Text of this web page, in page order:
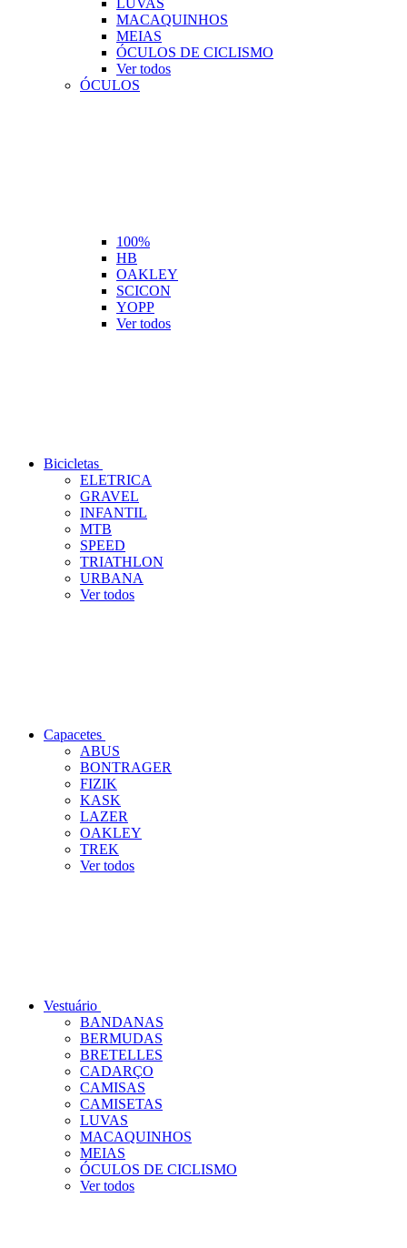
LUVAS
MACAQUINHOS
MEIAS
ÓCULOS DE CICLISMO
Ver todos
ÓCULOS
100%
HB
OAKLEY
SCICON
YOPP
Ver todos
Bicicletas
ELETRICA
GRAVEL
INFANTIL
MTB
SPEED
TRIATHLON
URBANA
Ver todos
Capacetes
ABUS
BONTRAGER
FIZIK
KASK
LAZER
OAKLEY
TREK
Ver todos
Vestuário
BANDANAS
BERMUDAS
BRETELLES
CADARÇO
CAMISAS
CAMISETAS
LUVAS
MACAQUINHOS
MEIAS
ÓCULOS DE CICLISMO
Ver todos